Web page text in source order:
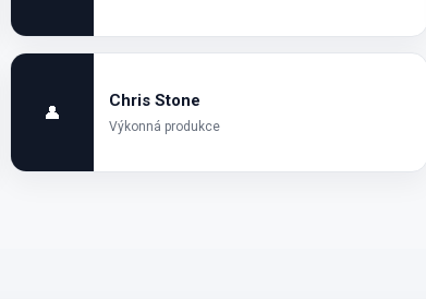
👤
Chris Stone
Výkonná produkce